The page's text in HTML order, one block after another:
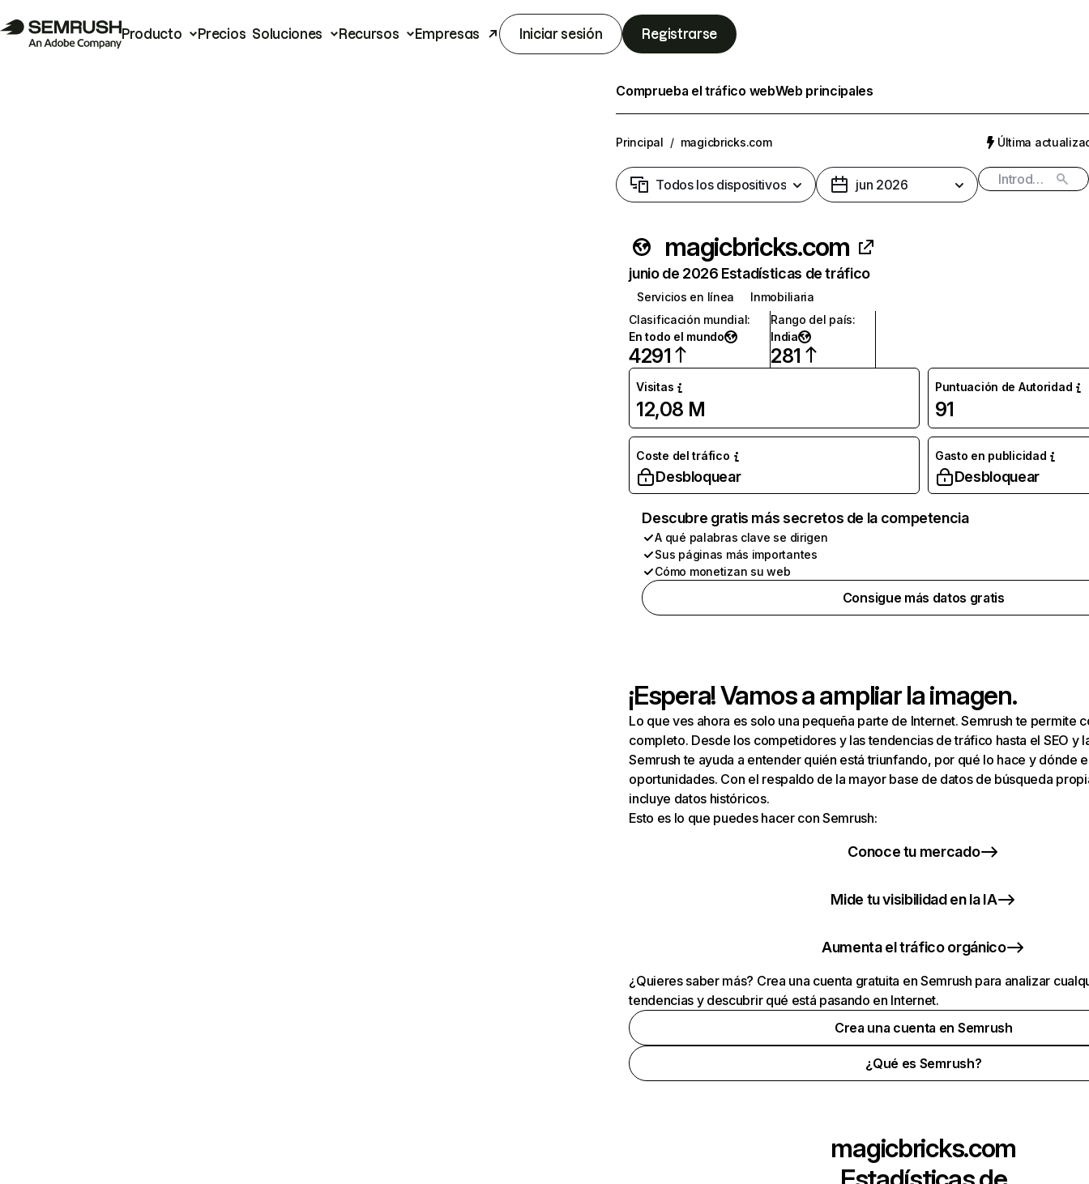
Producto Precios Soluciones Recursos Empresas Iniciar sesión Registrarse
Comprueba el tráfico webWeb principales
Principal / magicbricks.com Última
Todos los dispositivos jun 2026
magicbricks.com
junio de 2026 Estadísticas de tráfico
Servicios en línea
Inmobiliaria
Clasificación mundial:
En todo el mundo
4291
Rango del país:
India
281
Visitas
12,08 M
Puntuación de Autoridad
91
Coste del tráfico
Desbloquear
Gasto en publicidad
Desbloquear
Descubre gratis más secretos de la competencia
A qué palabras clave se dirigen
Sus páginas más importantes
Cómo monetizan su web
Consigue más datos gratis
¡Espera! Vamos a ampliar la imagen.
Lo que ves ahora es solo una pequeña parte de Internet. Semrush te permite
completo. Desde los competidores y las tendencias de tráfico hasta el SEO y
Semrush te ayuda a entender quién está triunfando, por qué lo hace y dónde
oportunidades. Con el respaldo de la mayor base de datos de búsqueda
incluye datos históricos.
Esto es lo que puedes hacer con Semrush:
Conoce tu mercado
Mide tu visibilidad en la IA
Aumenta el tráfico orgánico
¿Quieres saber más? Crea una cuenta gratuita en Semrush para analizar
tendencias y descubrir qué está pasando en Internet.
Crea una cuenta en Semrush
¿Qué es Semrush?
magicbricks.com